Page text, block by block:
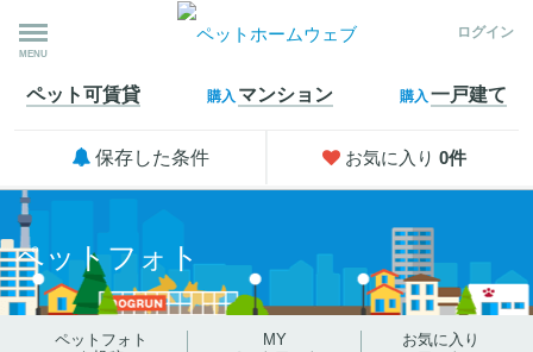
MENU
ログイン
ペット可賃貸 購入 マンション 購入 一戸建て
保存した条件 お気に入り 0件
ペットフォト
ペットフォト
MY
お気に入り